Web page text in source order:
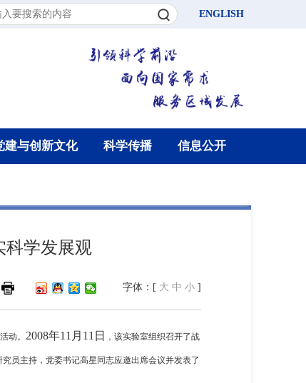
ENGLISH
建与创新文化 科学传播 信息公开
科学发展观
字体：[ 大 中 小 ]
动。 2008年11 月 11 日 ，该实验室组织召开了战
员主持，党委书记高星同志应邀出席会议并发表了